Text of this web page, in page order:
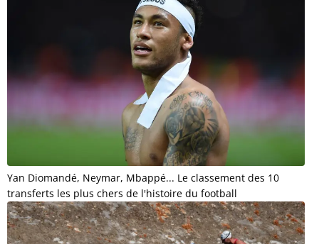
Yan Diomandé, Neymar, Mbappé... Le classement des 10
transferts les plus chers de l'histoire du football